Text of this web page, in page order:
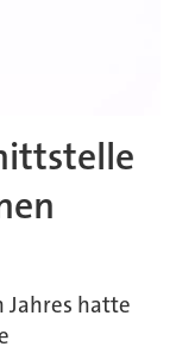
Jahres hatte